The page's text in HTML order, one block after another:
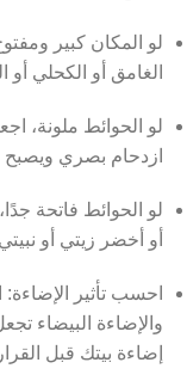
لو المكان كبير
الغامق أو الكحلي أو
لو الحوائط ملونة،
ازدحام بصري ويصبح
لو الحوائط فاتحة
أو أخضر زيتي أو
احسب تأثير الإضاءة:
والإضاءة البيضاء
إضاءة بيتك قبل